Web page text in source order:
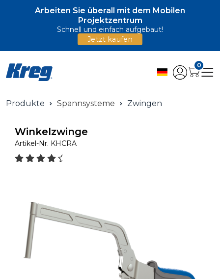
Arbeiten Sie überall mit dem Mobilen
Projektzentrum
Schnell und einfach aufgebaut!
Jetzt kaufen
0
Produkte Spannsysteme Zwingen
Winkelzwinge
Artikel-Nr. KHCRA